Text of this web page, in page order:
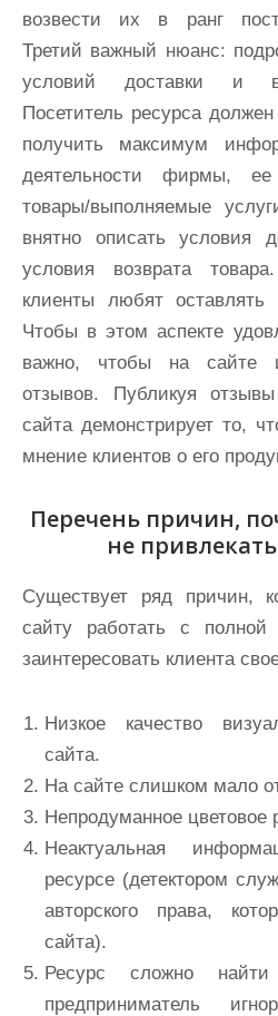
возвести их в ранг
Третий важный нюанс:
условий доставки и
Посетитель ресурса
получить максимум
деятельности фирмы,
товары/выполняемые
внятно описать условия
условия возврата
клиенты любят
Чтобы в этом аспекте
важно, чтобы на сайте
отзывов. Публикуя
сайта демонстрирует то,
мнение клиентов о его
Перечень причин,
не
Существует ряд причин,
сайту работать с
заинтересовать клиента
Низкое качество
сайта.
На сайте слишком мало
Непродуманное цветовое
Неактуальная
ресурсе (детектором
авторского права,
сайта).
Ресурс сложно
предприниматель